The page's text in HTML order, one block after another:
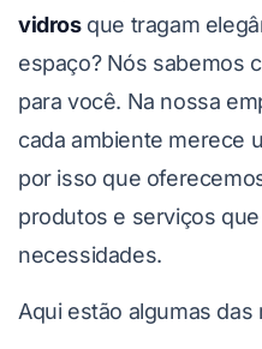
vidrosque tragam
espaço? Nós sabemos
para você. Na nossa
cada ambiente merece
por isso que
produtos e serviços
necessidades.
Aqui estão algumas